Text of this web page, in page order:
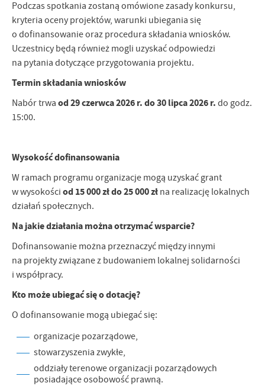
Podczas spotkania zostaną omówione zasady konkursu,
kryteria oceny projektów, warunki ubiegania się
o dofinansowanie oraz procedura składania wniosków.
Uczestnicy będą również mogli uzyskać odpowiedzi
na pytania dotyczące przygotowania projektu.
Termin składania wniosków
Nabór trwa od 29 czerwca 2026 r. do 30 lipca 2026 r. do godz.
15:00.
Wysokość dofinansowania
W ramach programu organizacje mogą uzyskać grant
w wysokości od 15 000 zł do 25 000 zł na realizację lokalnych
działań społecznych.
Na jakie działania można otrzymać wsparcie?
Dofinansowanie można przeznaczyć między innymi
na projekty związane z budowaniem lokalnej solidarności
i współpracy.
Kto może ubiegać się o dotację?
O dofinansowanie mogą ubiegać się:
organizacje pozarządowe,
stowarzyszenia zwykłe,
oddziały terenowe organizacji pozarządowych
posiadające osobowość prawną.
Firmy te działają w charakterze pośredników prezentujących nasze
treści w postaci wiadomości, ofert, komunikatów mediów
społecznościowych.